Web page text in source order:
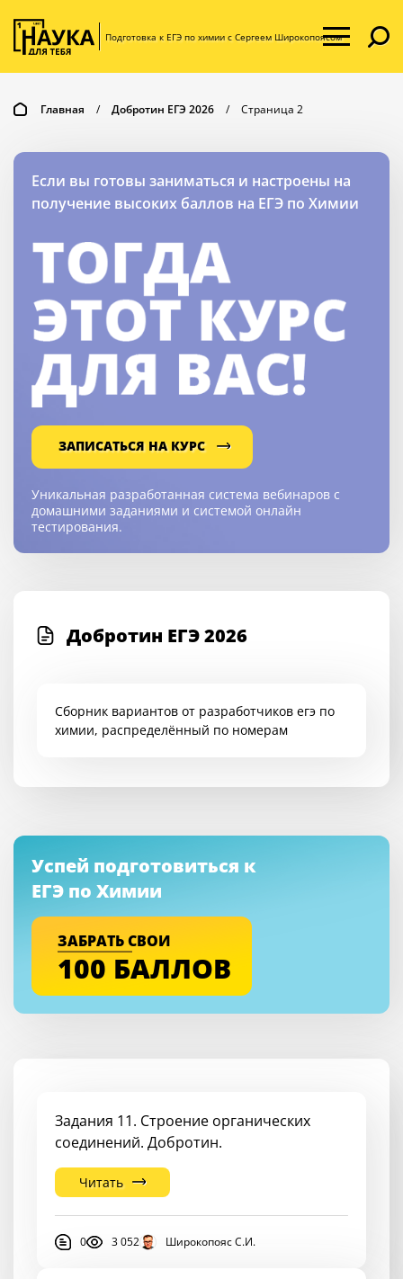
Подготовка к ЕГЭ по химии с Сергеем Широкопоясом
Главная / Добротин ЕГЭ 2026 / Страница 2
Если вы готовы заниматься и настроены на
получение высоких баллов на ЕГЭ по Химии
Уникальная разработанная система вебинаров с
домашними заданиями и системой онлайн
тестирования.
ЗАПИСАТЬСЯ НА КУРС
Добротин ЕГЭ 2026
Сборник вариантов от разработчиков егэ по
химии, распределённый по номерам
Успей подготовиться к
ЕГЭ по Химии
ЗАБРАТЬ СВОИ
100 БАЛЛОВ
Задания 11. Строение органических
соединений. Добротин.
Читать
0 3 052 Широкопояс С.И.